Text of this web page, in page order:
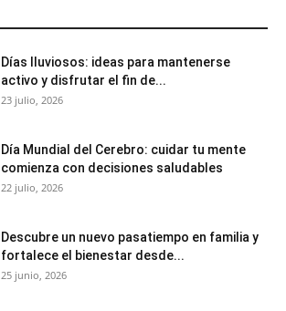
Días lluviosos: ideas para mantenerse
activo y disfrutar el fin de...
23 julio, 2026
Día Mundial del Cerebro: cuidar tu mente
comienza con decisiones saludables
22 julio, 2026
Descubre un nuevo pasatiempo en familia y
fortalece el bienestar desde...
25 junio, 2026